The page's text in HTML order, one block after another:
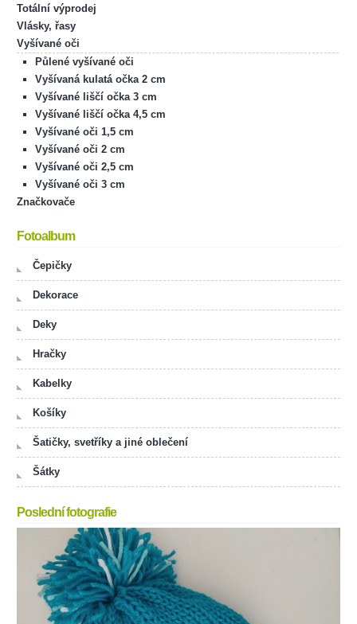
Totální výprodej
Vlásky, řasy
Vyšívané oči
Půlené vyšívané oči
Vyšívaná kulatá očka 2 cm
Vyšívané liščí očka 3 cm
Vyšívané liščí očka 4,5 cm
Vyšívané oči 1,5 cm
Vyšívané oči 2 cm
Vyšívané oči 2,5 cm
Vyšívané oči 3 cm
Značkovače
Fotoalbum
Čepičky
Dekorace
Deky
Hračky
Kabelky
Košíky
Šatičky, svetříky a jiné oblečení
Šátky
Poslední fotografie